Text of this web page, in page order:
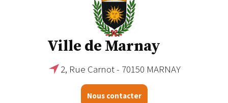
Ville de Marnay
2, Rue Carnot - 70150 MARNAY
Nous contacter